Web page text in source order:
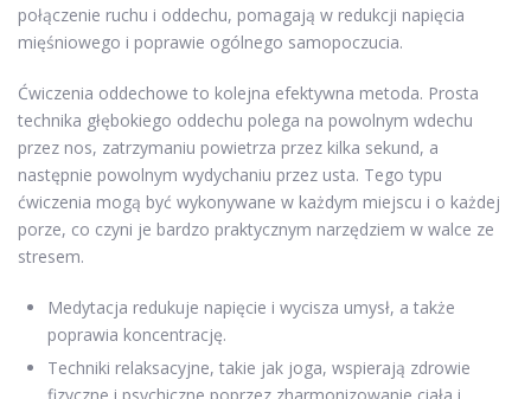
połączenie ruchu i oddechu, pomagają w redukcji napięcia
mięśniowego i poprawie ogólnego samopoczucia.
Ćwiczenia oddechowe to kolejna efektywna metoda. Prosta
technika głębokiego oddechu polega na powolnym wdechu
przez nos, zatrzymaniu powietrza przez kilka sekund, a
następnie powolnym wydychaniu przez usta. Tego typu
ćwiczenia mogą być wykonywane w każdym miejscu i o każdej
porze, co czyni je bardzo praktycznym narzędziem w walce ze
stresem.
Medytacja redukuje napięcie i wycisza umysł, a także
poprawia koncentrację.
Techniki relaksacyjne, takie jak joga, wspierają zdrowie